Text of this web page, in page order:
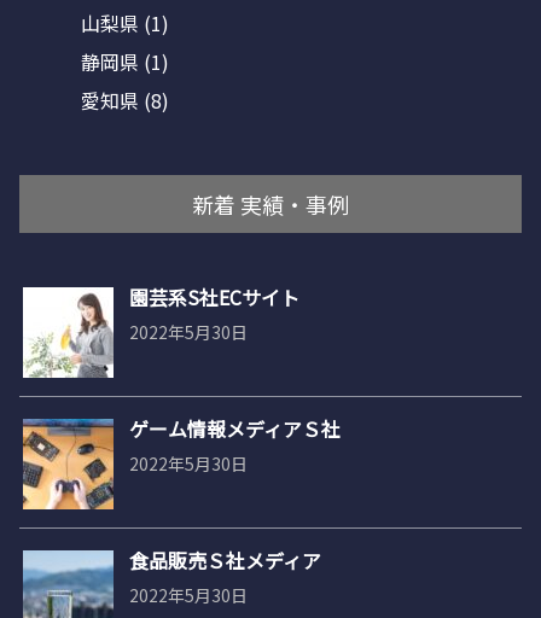
山梨県 (1)
静岡県 (1)
愛知県 (8)
新着 実績・事例
園芸系S社ECサイト
2022年5月30日
ゲーム情報メディアＳ社
2022年5月30日
食品販売Ｓ社メディア
2022年5月30日